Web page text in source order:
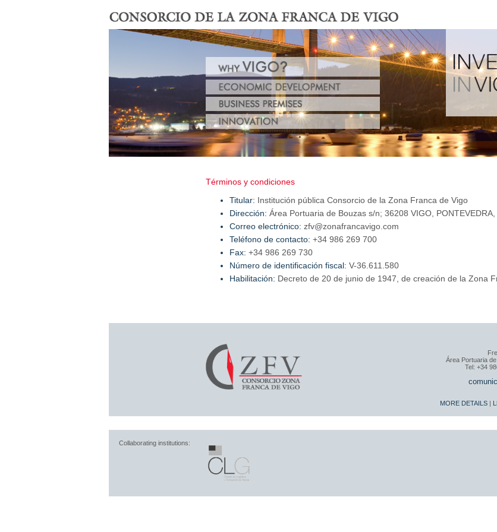
Términos y condiciones
Titular: Institución pública Consorcio de la Zona Franca de Vigo
Dirección: Área Portuaria de Bouzas s/n; 36208 VIGO, PONTEVEDRA,
Correo electrónico: zfv@zonafrancavigo.com
Teléfono de contacto: +34 986 269 700
Fax: +34 986 269 730
Número de identificación fiscal: V-36.611.580
Habilitación: Decreto de 20 de junio de 1947, de creación de la Zona
Área Portuaria
Tel: +34
MORE DETAILS|
Collaborating institutions: